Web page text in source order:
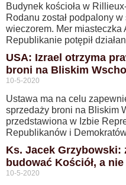
Budynek kościoła w
Rodanu został podpalony
wieczorem. Mer
Republikanie potępił
USA: Izrael otrzyma
broni na Bliskim
10-5-2020
Ustawa ma na celu
sprzedaży broni na Bliskim
przedstawiona w Izbie
Republikanów i
Ks. Jacek
budować Kościół, a
10-5-2020